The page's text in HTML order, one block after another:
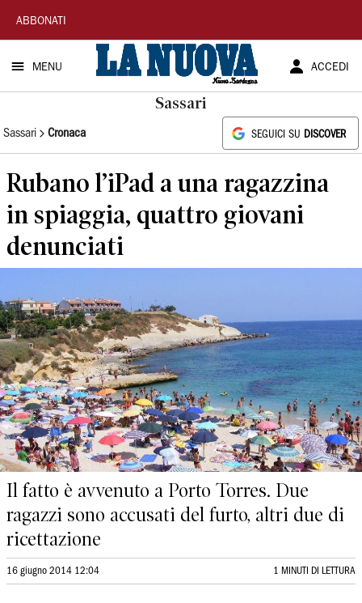
La
Nuova
Sardegna
ABBONATI
MENU ACCEDI
Sassari
Sassari Cronaca SEGUICI SU DISCOVER
Rubano l’iPad a una ragazzina
in spiaggia, quattro giovani
denunciati
Il fatto è avvenuto a Porto Torres. Due
ragazzi sono accusati del furto, altri due di
ricettazione
16 giugno 2014 12:04 1 MINUTI DI LETTURA